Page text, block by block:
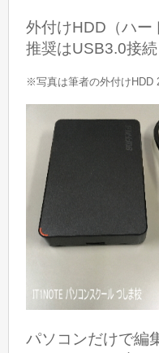
外付けHDD（ハー
推奨はUSB3.0接
※写真は筆者の外付けHDD
パソコンだけで編